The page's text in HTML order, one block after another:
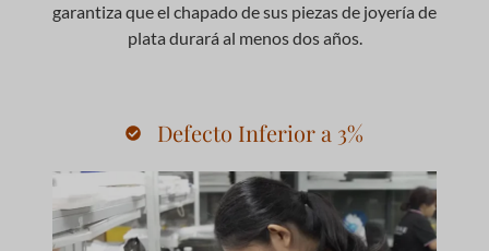
garantiza que el chapado de sus piezas de joyería de
plata durará al menos dos años.
Defecto Inferior a 3%